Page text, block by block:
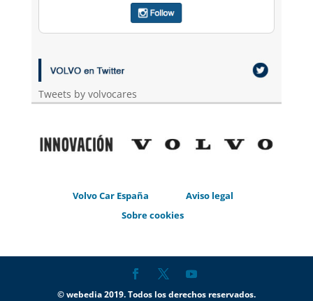
Tweets by volvocares
Volvo Car España
Aviso legal
Sobre cookies
© webedia 2019. Todos los derechos reservados.